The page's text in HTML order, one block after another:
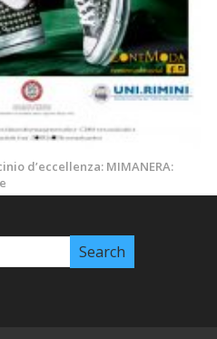
d’eccellenza: MIMANERA: